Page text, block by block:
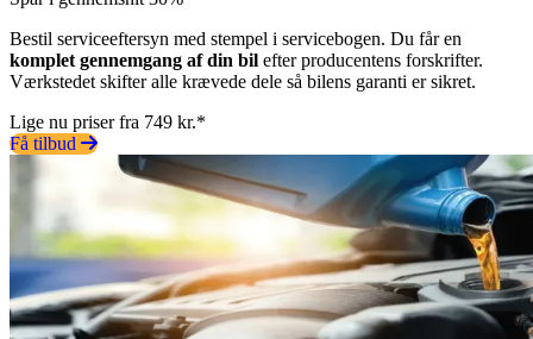
Bestil serviceeftersyn med stempel i servicebogen. Du får en
komplet gennemgang af din bil efter producentens forskrifter.
Værkstedet skifter alle krævede dele så bilens garanti er sikret.
Lige nu priser fra 749 kr.*
Få tilbud